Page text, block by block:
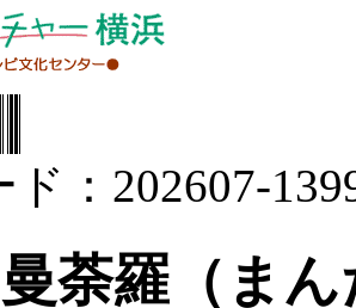
：202607-
荼羅（ま